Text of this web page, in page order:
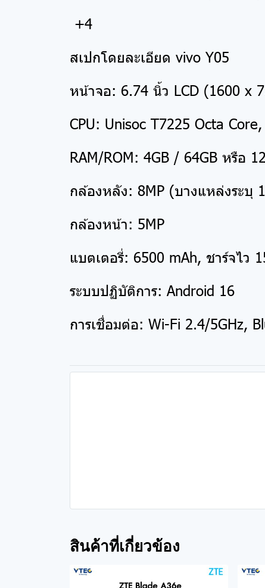
+4
สเปกโดยละเอียด vivo Y05
หน้าจอ: 6.74 นิ้ว LCD (1600 x
CPU: Unisoc T7225 Octa
RAM/ROM: 4GB / 64GB หรือ
กล้องหลัง: 8MP (บางแหล่งระบุ
กล้องหน้า: 5MP
แบตเตอรี่: 6500 mAh, ชาร์จไว
ระบบปฏิบัติการ: Android 16
การเชื่อมต่อ: Wi-Fi 2.4/5GHz,
สินค้าที่เกี่ยวข้อง